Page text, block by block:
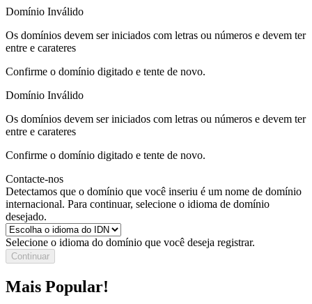
Domínio Inválido
Os domínios devem ser iniciados com letras ou números e devem ter
entre e carateres
Confirme o domínio digitado e tente de novo.
Domínio Inválido
Os domínios devem ser iniciados com letras ou números e devem ter
entre e carateres
Confirme o domínio digitado e tente de novo.
Contacte-nos
Detectamos que o domínio que você inseriu é um nome de domínio
internacional. Para continuar, selecione o idioma de domínio
desejado.
Selecione o idioma do domínio que você deseja registrar.
Continuar
Mais Popular!